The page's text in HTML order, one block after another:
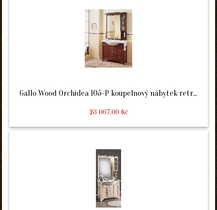
Gallo Wood Orchidea 105-P koupelnový nábytek retr...
23 067,00 Kč